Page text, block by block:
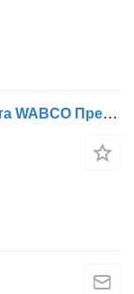
Клапан за управление на спирачката WABCO Премиум (01.96-) 4757111550 за камион Renault Premium, Premium 2 (1996-2014)